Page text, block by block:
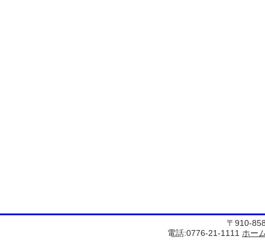
〒910-
電話:0776-21-1111 ホー